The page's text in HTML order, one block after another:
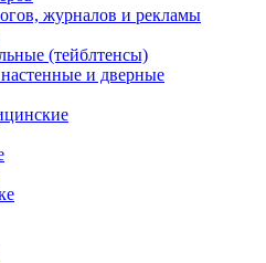
журналов и рекламы
(тейблтенсы)
и дверные